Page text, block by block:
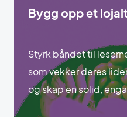
Bygg opp et
Styrk båndet til
som vekker deres
og skap en solid,